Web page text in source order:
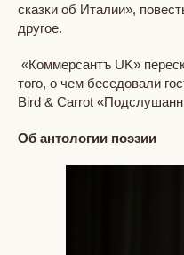
сказки об Италии»,
другое.
«Коммерсантъ UK»
того, о чем беседовали
Bird & Carrot
Об антологии поэзии​